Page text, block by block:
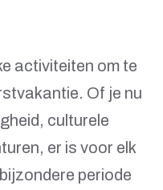
activiteiten om te
Of je nu
culturele
er is voor elk
periode